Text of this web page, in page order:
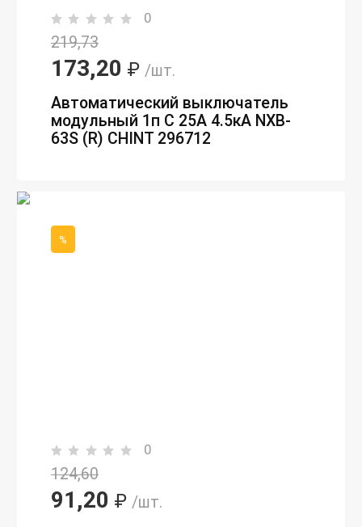
0
219,73
173,20 ₽ /шт.
Автоматический выключатель
модульный 1п C 25А 4.5кА NXB-
63S (R) CHINT 296712
%
0
124,60
91,20 ₽ /шт.